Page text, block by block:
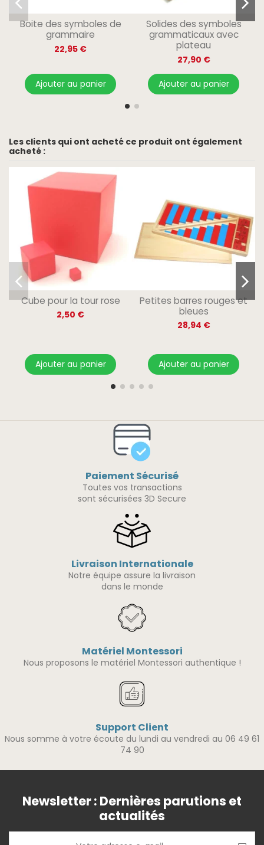
Boite des symboles de
grammaire
22,95 €
Ajouter au panier
Solides des symboles
grammaticaux avec
plateau
27,90 €
Ajouter au panier
Les clients qui ont acheté ce produit ont également
acheté :
Cube pour la tour rose
2,50 €
Ajouter au panier
Petites barres rouges et
bleues
28,94 €
Ajouter au panier
Paiement Sécurisé
Toutes vos transactions
sont sécurisées 3D Secure
Livraison Internationale
Notre équipe assure la livraison
dans le monde
Matériel Montessori
Nous proposons le matériel Montessori authentique !
Support Client
Nous somme à votre écoute du lundi au vendredi au 06 49 61
74 90
Newsletter : Dernières parutions et
actualités